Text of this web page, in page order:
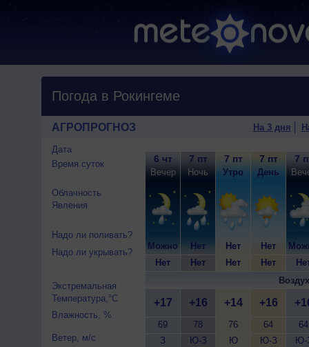
Погода в Рокингеме
АГРОПРОГНОЗ На 3 дня
Дата
Время суток
Облачность
Явления
Надо ли поливать?
Надо ли укрывать?
Экстремальная
Температура,°C
Влажность, %
Ветер, м/с
6 чт
Вечер
Можно
Нет
7 пт
Ночь
Нет
Нет
7 пт
Утро
Нет
Нет
7 пт
День
Нет
Нет
7
+17
69
З
+16
78
Ю-З
+14
76
Ю
+16
64
Ю-З
64
Ю-